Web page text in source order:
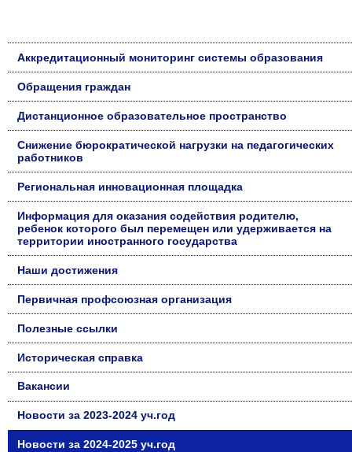
Аккредитационный мониторинг системы образования
Обращения граждан
Дистанционное образовательное пространство
Снижение бюрократической нагрузки на педагогических
работников
Региональная инновационная площадка
Информация для оказания содействия родителю,
ребенок которого был перемещен или удерживается на
территории иностранного государства
Наши достижения
Первичная профсоюзная организация
Полезные ссылки
Историческая справка
Вакансии
Новости за 2023-2024 уч.год
Новости за 2024-2025 уч.год